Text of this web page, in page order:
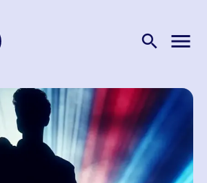
search menu